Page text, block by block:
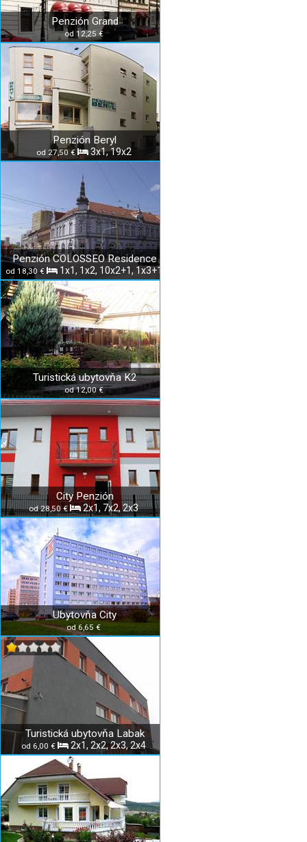
Penzión Grand
od 12,25 €
Penzión Beryl
od 27,50 € 3x1, 19x2
Penzión COLOSSEO Residence
od 18,30 € 1x1, 1x2, 10x2+1, 1x3+1
Turistická ubytovňa K2
od 12,00 €
City Penzión
od 28,50 € 2x1, 7x2, 2x3
Ubytovňa City
od 6,65 €
Turistická ubytovňa Labak
od 6,00 € 2x1, 2x2, 2x3, 2x4